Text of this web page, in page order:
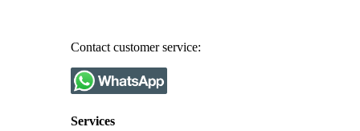
Contact customer service:
Services